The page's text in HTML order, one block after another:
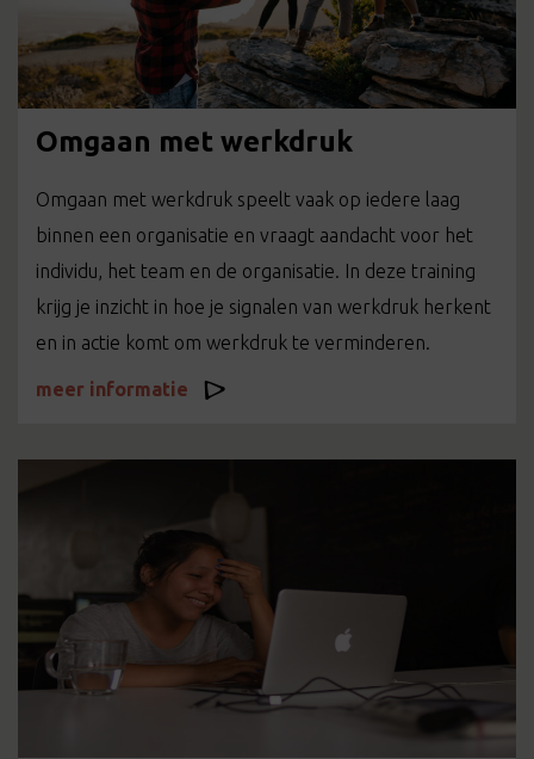
Omgaan met werkdruk
Omgaan met werkdruk speelt vaak op iedere laag
binnen een organisatie en vraagt aandacht voor het
individu, het team en de organisatie. In deze training
krijg je inzicht in hoe je signalen van werkdruk herkent
en in actie komt om werkdruk te verminderen.
meer informatie